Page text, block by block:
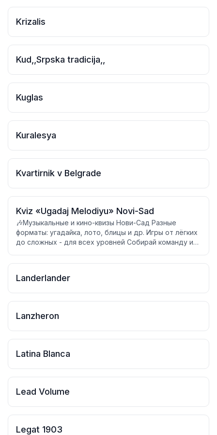
Krizalis
Kud,,Srpska tradicija,,
Kuglas
Kuralesya
Kvartirnik v Belgrade
Kviz «Ugadaj Melodiyu» Novi-Sad
🎶Музыкальные и кино-квизы Нови-Сад Разные
форматы: угадайка, лото, блицы и др. Игры от лёгких
до сложных - для всех уровней Собирай команду и
Landerlander
Lanzheron
Latina Blanca
Lead Volume
Legat 1903